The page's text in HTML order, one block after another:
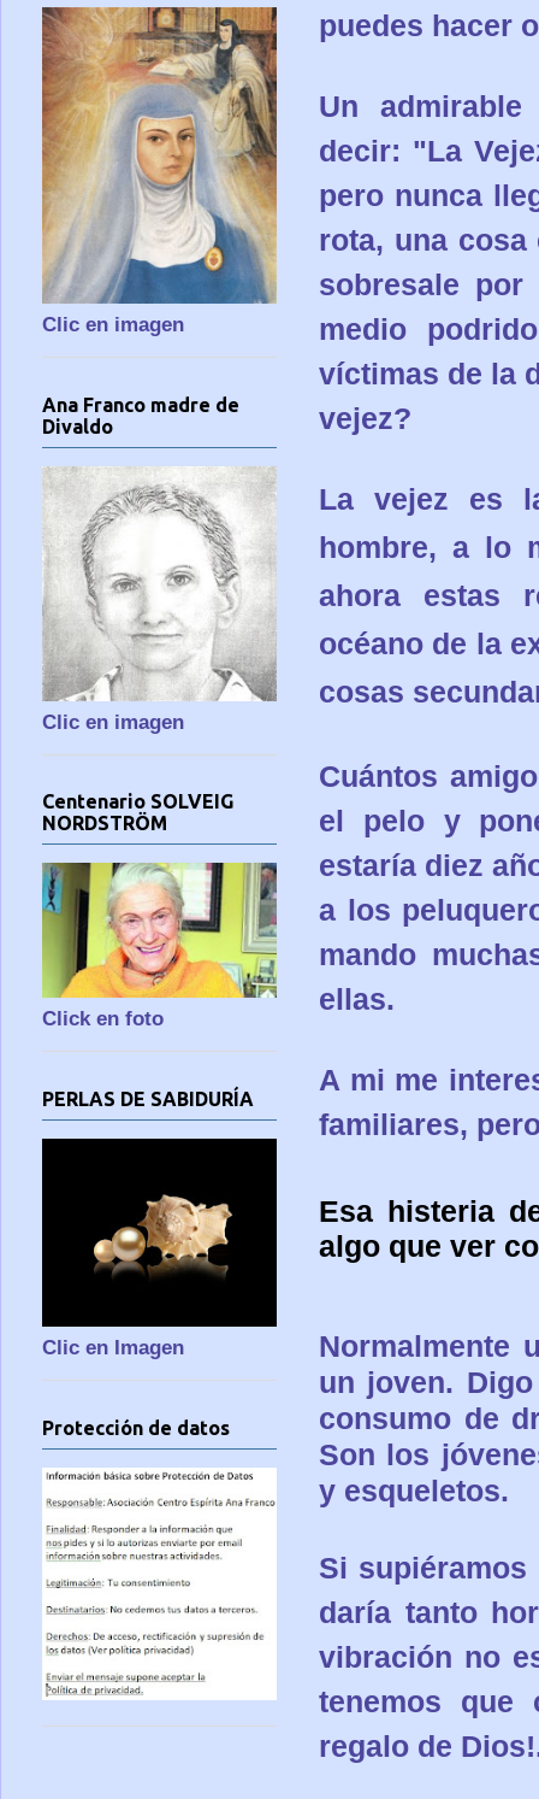
puedes hacer
Un
decir: "La
pero nunca
rota, una cosa
sobresale
medio
víctimas de la
vejez?
La vejez es
hombre, a lo
ahora estas
océano de la
cosas
Cuántos
el pelo y
estaría diez
a los
mando
ellas.
A mi me
familiares,
Esa histeria
algo que ver
Normalmente
un joven.
consumo de
Son los
y esqueletos.
Si
daría tanto
vibración no
tenemos que
regalo de
Clic en imagen
Ana Franco madre de
Divaldo
Clic en imagen
Centenario SOLVEIG
NORDSTRÖM
Click en foto
PERLAS DE SABIDURÍA
Clic en Imagen
Protección de datos